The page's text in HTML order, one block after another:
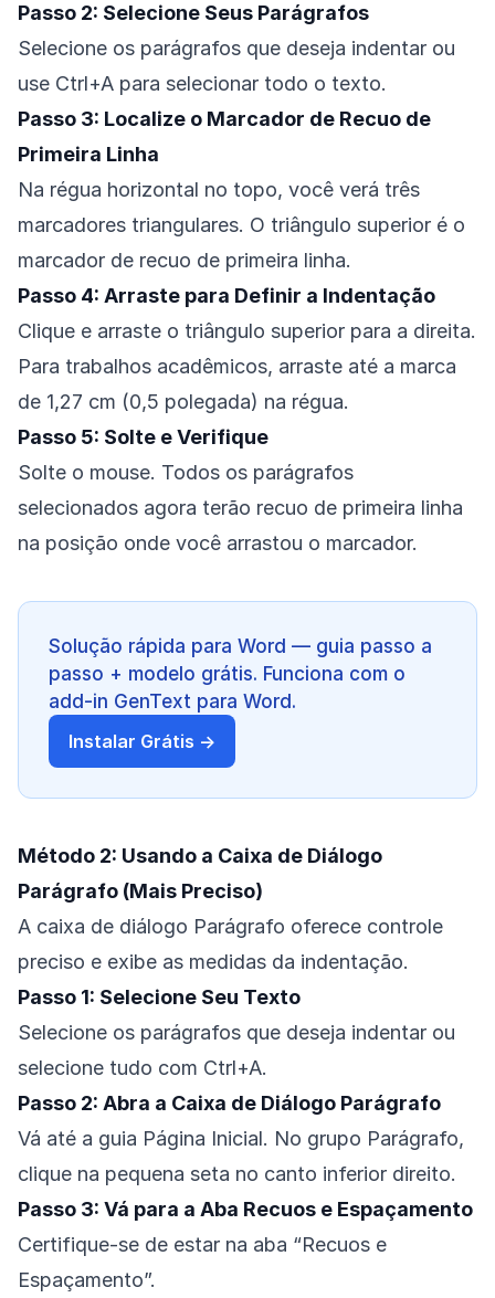
Passo 2: Selecione Seus Parágrafos
Selecione os parágrafos que deseja indentar ou
use Ctrl+A para selecionar todo o texto.
Passo 3: Localize o Marcador de Recuo de
Primeira Linha
Na régua horizontal no topo, você verá três
marcadores triangulares. O triângulo superior é o
marcador de recuo de primeira linha.
Passo 4: Arraste para Definir a Indentação
Clique e arraste o triângulo superior para a direita.
Para trabalhos acadêmicos, arraste até a marca
de 1,27 cm (0,5 polegada) na régua.
Passo 5: Solte e Verifique
Solte o mouse. Todos os parágrafos
selecionados agora terão recuo de primeira linha
na posição onde você arrastou o marcador.
Solução rápida para Word — guia passo a
passo + modelo grátis. Funciona com o
add-in GenText para Word.
Instalar Grátis →
Método 2: Usando a Caixa de Diálogo
Parágrafo (Mais Preciso)
A caixa de diálogo Parágrafo oferece controle
preciso e exibe as medidas da indentação.
Passo 1: Selecione Seu Texto
Selecione os parágrafos que deseja indentar ou
selecione tudo com Ctrl+A.
Passo 2: Abra a Caixa de Diálogo Parágrafo
Vá até a guia Página Inicial. No grupo Parágrafo,
clique na pequena seta no canto inferior direito.
Passo 3: Vá para a Aba Recuos e Espaçamento
Certifique-se de estar na aba “Recuos e
Espaçamento”.